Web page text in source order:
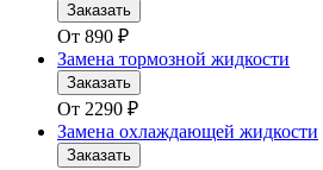
Заказать
От 890 ₽
Замена тормозной жидкости
Заказать
От 2290 ₽
Замена охлаждающей жидкости
Заказать